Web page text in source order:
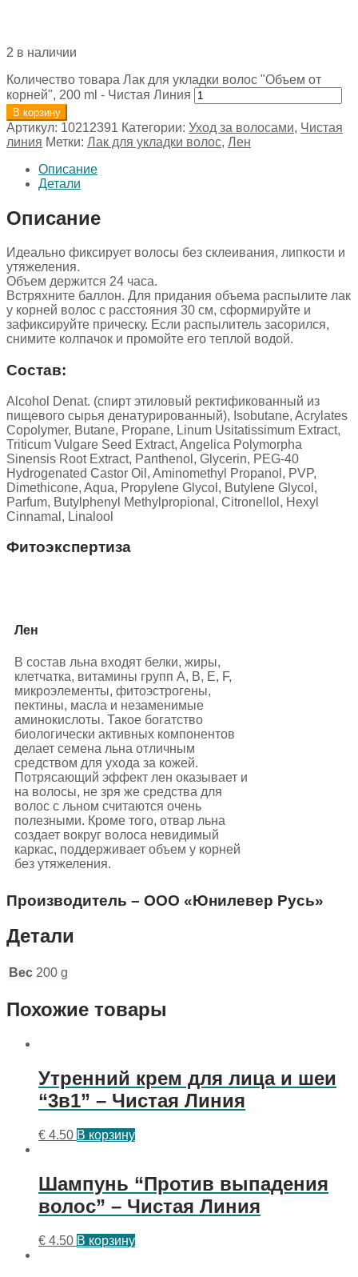
2 в наличии
Количество товара Лак для укладки волос "Объем от
корней", 200 ml - Чистая Линия
В корзину
Артикул: 10212391 Категории: Уход за волосами, Чистая
линия Метки: Лак для укладки волос, Лен
Описание
Детали
Описание
Идеально фиксирует волосы без склеивания, липкости и
утяжеления.
Объем держится 24 часа.
Встряхните баллон. Для придания объема распылите лак
у корней волос с расстояния 30 см, сформируйте и
зафиксируйте прическу. Если распылитель засорился,
снимите колпачок и промойте его теплой водой.
Состав:
Alcohol Denat. (спирт этиловый ректификованный из
пищевого сырья денатурированный), Isobutane, Acrylates
Сopolymer, Butane, Propane, Linum Usitatissimum Extract,
Triticum Vulgare Seed Extract, Angelica Polymorpha
Sinensis Root Extract, Panthenol, Glycerin, PEG-40
Hydrogenated Castor Oil, Aminomethyl Propanol, PVP,
Dimethicone, Aqua, Propylene Glycol, Butylene Glycol,
Parfum, Butylphenyl Methylpropional, Citronellol, Hexyl
Cinnamal, Linalool
Фитоэкспертиза
Лен
В состав льна входят белки, жиры,
клетчатка, витамины групп А, В, Е, F,
микроэлементы, фитоэстрогены,
пектины, масла и незаменимые
аминокислоты. Такое богатство
биологически активных компонентов
делает семена льна отличным
средством для ухода за кожей.
Потрясающий эффект лен оказывает и
на волосы, не зря же средства для
волос с льном считаются очень
полезными. Кроме того, отвар льна
создает вокруг волоса невидимый
каркас, поддерживает объем у корней
без утяжеления.
Производитель – ООО «Юнилевер Русь»
Детали
Вес 200 g
Похожие товары
Утренний крем для лица и шеи
“3в1” – Чистая Линия
€ 4.50 В корзину
Шампунь “Против выпадения
волос” – Чистая Линия
€ 4.50 В корзину